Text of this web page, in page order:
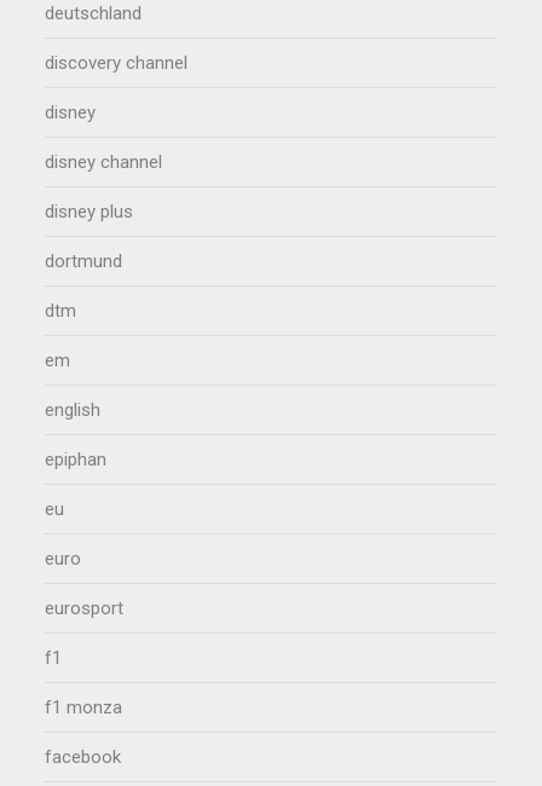
deutschland
discovery channel
disney
disney channel
disney plus
dortmund
dtm
em
english
epiphan
eu
euro
eurosport
f1
f1 monza
facebook